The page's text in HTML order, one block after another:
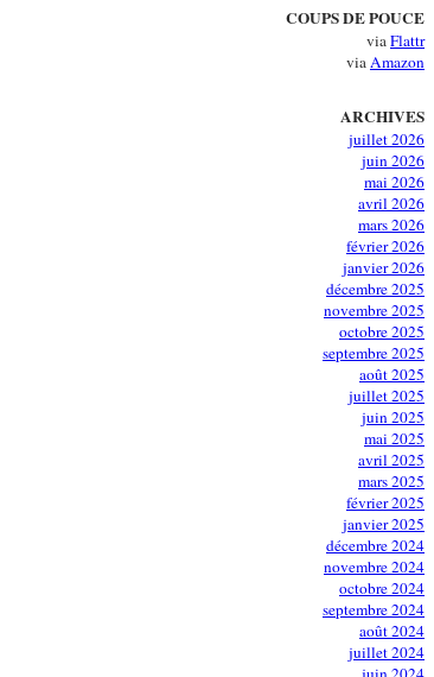
COUPS DE POUCE
viaFlattr
viaAmazon
ARCHIVES
juillet 2026
juin 2026
mai 2026
avril 2026
mars 2026
février 2026
janvier 2026
décembre 2025
novembre 2025
octobre 2025
septembre 2025
août 2025
juillet 2025
juin 2025
mai 2025
avril 2025
mars 2025
février 2025
janvier 2025
décembre 2024
novembre 2024
octobre 2024
septembre 2024
août 2024
juillet 2024